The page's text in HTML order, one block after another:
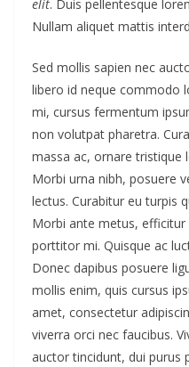
elit. Duis pellentesque
Nullam aliquet mattis
Sed mollis sapien nec
libero id neque commodo
mi, cursus fermentum
non volutpat pharetra.
massa ac, ornare tristique
Morbi urna nibh, posuere
lectus. Curabitur eu turpis
Morbi ante metus,
porttitor mi. Quisque ac
Donec dapibus posuere
mollis enim, quis cursus
amet, consectetur
viverra orci nec faucibus.
auctor tincidunt, dui purus